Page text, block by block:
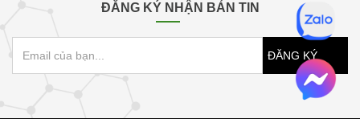
ĐĂNG KÝ NHẬN BẢN TIN
ĐĂNG KÝ